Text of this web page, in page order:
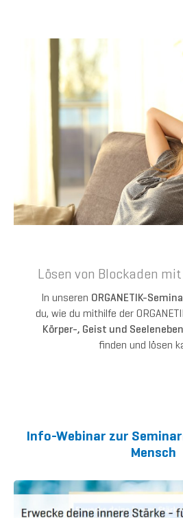
Lösen von Blockaden mit
In unseren ORGANETIK-
du, wie du mithilfe der
Körper-, Geist und
finden und lösen
Info-Webinar zur
Mensch